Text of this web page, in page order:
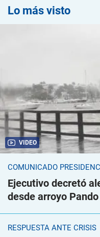
Lo más visto
VIDEO
COMUNICADO
Ejecutivo decretó
desde arroyo
RESPUESTA ANTE CRISIS